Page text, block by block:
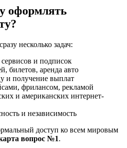
оформлять
несколько задач:
и подписок
билетов, аренда авто
и получение выплат
фрилансом, рекламой
и американских интернет-
и независимость
доступ ко всем мировым
вопрос №1.